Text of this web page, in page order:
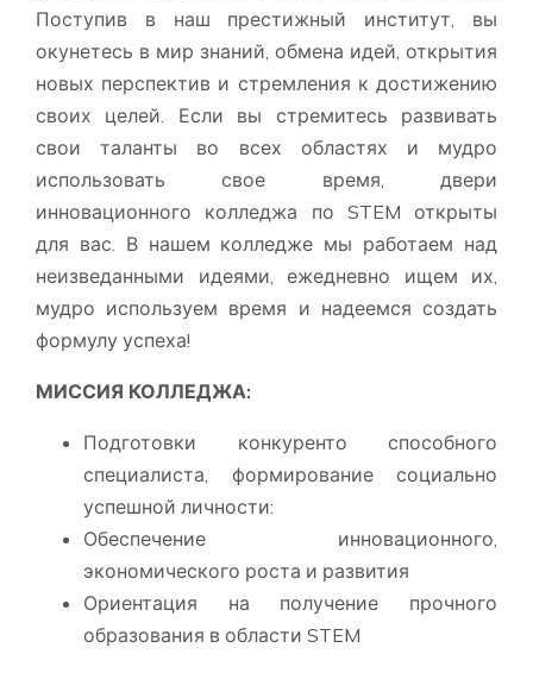
Поступив в наш престижный институт, вы
окунетесь в мир знаний, обмена идей, открытия
новых перспектив и стремления к достижению
своих целей. Если вы стремитесь развивать
свои таланты во всех областях и мудро
использовать свое время, двери
инновационного колледжа по STEM открыты
для вас. В нашем колледже мы работаем над
неизведанными идеями, ежедневно ищем их,
мудро используем время и надеемся создать
формулу успеха!
МИССИЯ КОЛЛЕДЖА:
Подготовки конкуренто способного
специалиста, формирование социально
успешной личности:
Обеспечение инновационного,
экономического роста и развития
Ориентация на получение прочного
образования в области STEM